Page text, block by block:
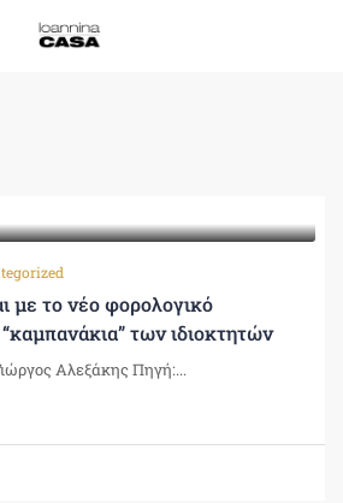
με το νέο φορολογικό
των ιδιοκτητών
Αλεξάκης Πηγή:...